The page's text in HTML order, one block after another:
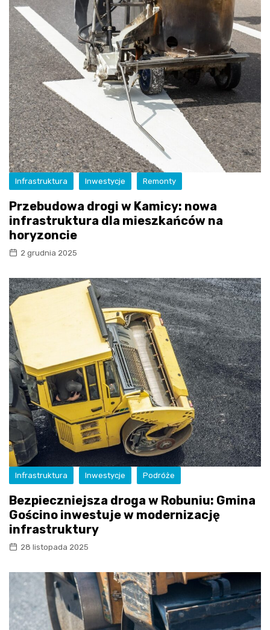
Infrastruktura Inwestycje Remonty
Przebudowa drogi w Kamicy: nowa
infrastruktura dla mieszkańców na
horyzoncie
2 grudnia 2025
Infrastruktura Inwestycje Podróże
Bezpieczniejsza droga w Robuniu: Gmina
Gościno inwestuje w modernizację
infrastruktury
28 listopada 2025